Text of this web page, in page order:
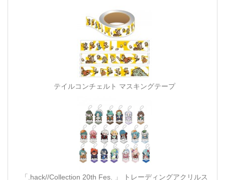
テイルコンチェルト マスキングテープ
「.hack//Collection 20th Fes. 」 トレーディングアクリルス